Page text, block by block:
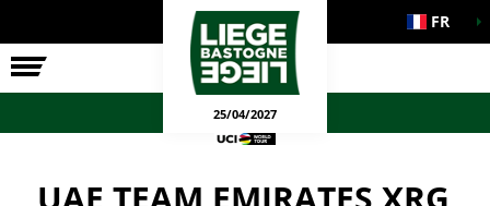
COURSE
OFFICIELS FR
25/04/2027